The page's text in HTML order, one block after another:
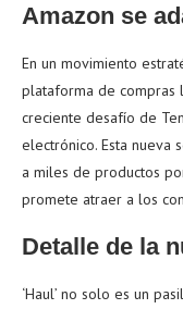
Amazon se
En un movimiento
plataforma de compras
creciente desafío de
electrónico. Esta nueva
a miles de productos
promete atraer a los
Detalle de la
‘Haul’ no solo es un